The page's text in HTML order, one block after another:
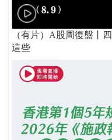
（有片）A股周復盤丨
這些